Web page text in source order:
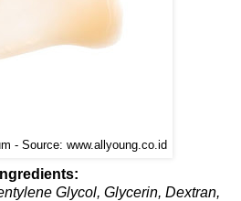
- Source: www.allyoung.co.id
Ingredients:
Glycol, Glycerin, Dextran,